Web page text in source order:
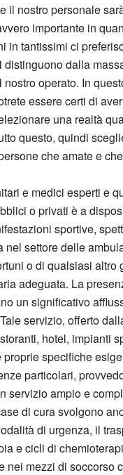
nostro personale
importante in
tantissimi ci
dalla
operato. In
essere certi di
una realtà
questo, quindi
che amate e
e medici esperti e
o privati è a
sportive,
settore delle
o di qualsiasi
adeguata. La
un significativo
servizio, offerto
hotel, impianti
specifiche
particolari,
ampio e
di cura svolgono
di urgenza, il
e cicli di
mezzi di